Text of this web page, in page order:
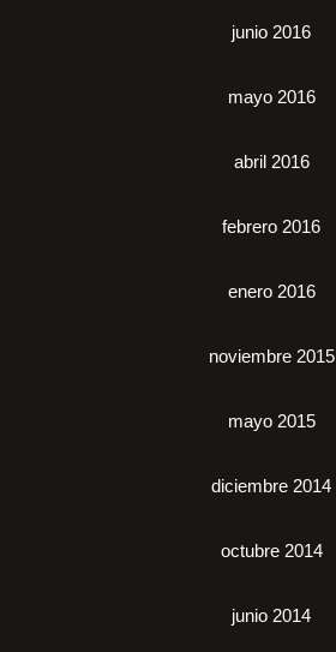
junio 2016
mayo 2016
abril 2016
febrero 2016
enero 2016
noviembre 2015
mayo 2015
diciembre 2014
octubre 2014
junio 2014